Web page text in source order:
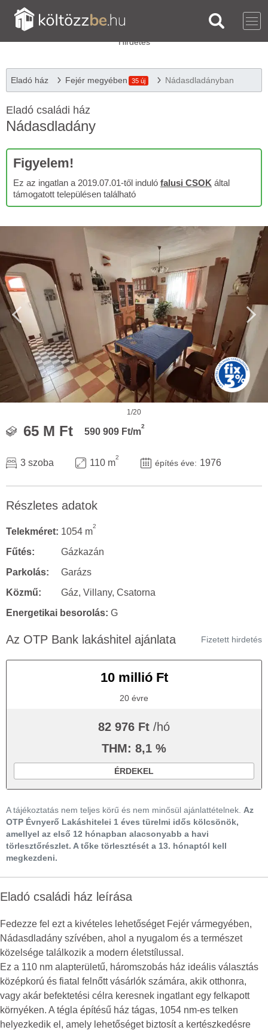
Eladó ház Fejér megyében 35 új Nádasdladányban
Eladó családi ház
Nádasdladány
Figyelem!
Ez az ingatlan a 2019.07.01-től induló falusi CSOK által
támogatott településen található
1/20
65 M Ft 590 909 Ft/m
2
3 szoba 110 m
2
építés éve: 1976
Részletes adatok
Telekméret: 1054 m
2
Fűtés:
Gázkazán
Parkolás:
Garázs
Közmű:
Gáz, Villany, Csatorna
Energetikai besorolás: G
Az OTP Bank lakáshitel ajánlata Fizetett hirdetés
10 millió Ft
20 évre
82 976 Ft /hó
THM: 8,1 %
ÉRDEKEL
A tájékoztatás nem teljes körű és nem minősül ajánlattételnek. Az
OTP Évnyerő Lakáshitelei 1 éves türelmi idős kölcsönök,
amellyel az első 12 hónapban alacsonyabb a havi
törlesztőrészlet. A tőke törlesztését a 13. hónaptól kell
megkezdeni.
Eladó családi ház leírása
Fedezze fel ezt a kivételes lehetőséget Fejér vármegyében,
Nádasdladány szívében, ahol a nyugalom és a természet
közelsége találkozik a modern életstílussal.
Ez a 110 nm alapterületű, háromszobás ház ideális választás
középkorú és fiatal felnőtt vásárlók számára, akik otthonra,
vagy akár befektetési célra keresnek ingatlant egy felkapott
környéken. A tégla építésű ház tágas, 1054 nm-es telken
helyezkedik el, amely lehetőséget biztosít a kertészkedésre